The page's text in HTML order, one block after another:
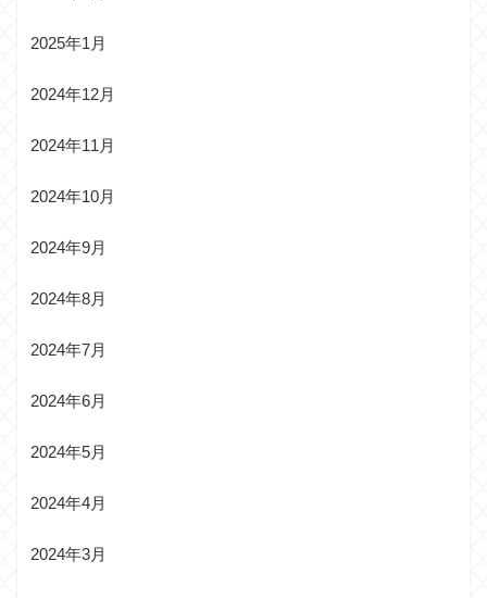
2025年1月
2024年12月
2024年11月
2024年10月
2024年9月
2024年8月
2024年7月
2024年6月
2024年5月
2024年4月
2024年3月